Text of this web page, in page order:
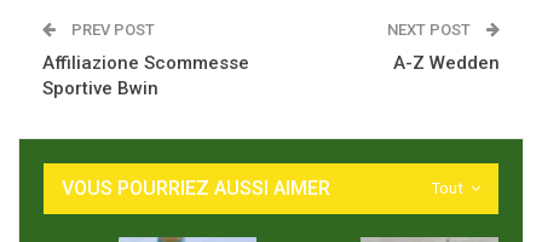
PREV POST
Affiliazione Scommesse
Sportive Bwin
NEXT POST
A-Z Wedden
Tout
VOUS POURRIEZ AUSSI AIMER